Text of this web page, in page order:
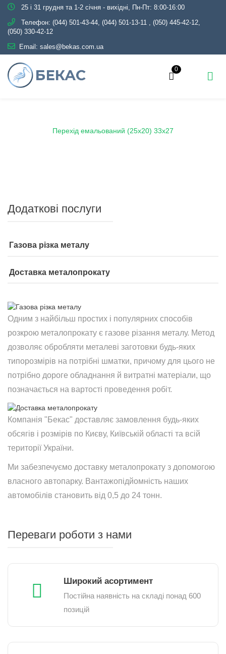
25 і 31 грудня та 1-2 січня - вихідні, Пн-Пт: 8:00-16:00
Телефон: (044) 501-43-44, (044) 501-13-11 , (050) 445-42-12,
(050) 330-42-12
Email: sales@bekas.com.ua
0
Перехід емальований (25х20) 33х27
Додаткові послуги
Газова різка металу
Доставка металопрокату
Одним з найбільш простих і популярних способів
розкрою металопрокату є газове різання металу. Метод
дозволяє обробляти металеві заготовки будь-яких
типорозмірів на потрібні шматки, причому для цього не
потрібно дороге обладнання й витратні матеріали, що
позначається на вартості проведення робіт.
Компанія "Бекас" доставляє замовлення будь-яких
обсягів і розмірів по Києву, Київській області та всій
території України.
Ми забезпечуємо доставку металопрокату з допомогою
власного автопарку. Вантажопідйомність наших
автомобілів становить від 0,5 до 24 тонн.
Переваги роботи з нами
Широкий асортимент
Постійна наявність на складі понад 600
позицій